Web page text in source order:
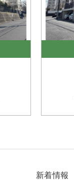
新着情報